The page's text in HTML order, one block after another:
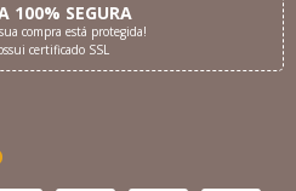
100% SEGURA
compra está protegida!
certificado SSL